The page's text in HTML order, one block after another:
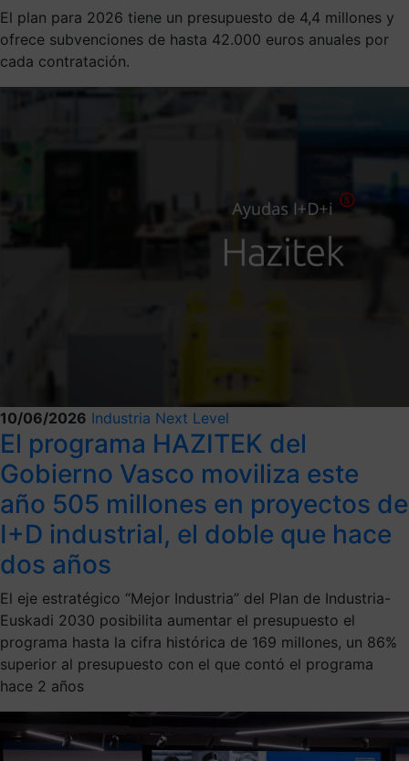
El plan para 2026 tiene un presupuesto de 4,4 millones y
ofrece subvenciones de hasta 42.000 euros anuales por
cada contratación.
10/06/2026 Industria Next Level
El programa HAZITEK del
Gobierno Vasco moviliza este
año 505 millones en proyectos de
I+D industrial, el doble que hace
dos años
El eje estratégico “Mejor Industria” del Plan de Industria-
Euskadi 2030 posibilita aumentar el presupuesto el
programa hasta la cifra histórica de 169 millones, un 86%
superior al presupuesto con el que contó el programa
hace 2 años